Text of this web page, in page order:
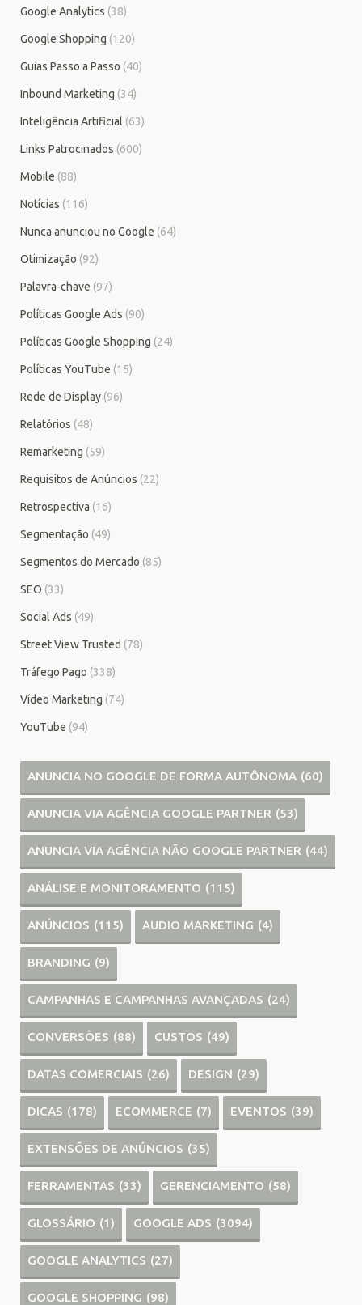
Google Analytics (38)
Google Shopping (120)
Guias Passo a Passo (40)
Inbound Marketing (34)
Inteligência Artificial (63)
Links Patrocinados (600)
Mobile (88)
Notícias (116)
Nunca anunciou no Google (64)
Otimização (92)
Palavra-chave (97)
Políticas Google Ads (90)
Políticas Google Shopping (24)
Políticas YouTube (15)
Rede de Display (96)
Relatórios (48)
Remarketing (59)
Requisitos de Anúncios (22)
Retrospectiva (16)
Segmentação (49)
Segmentos do Mercado (85)
SEO (33)
Social Ads (49)
Street View Trusted (78)
Tráfego Pago (338)
Vídeo Marketing (74)
YouTube (94)
ANUNCIA NO GOOGLE DE FORMA AUTÔNOMA (60)
ANUNCIA VIA AGÊNCIA GOOGLE PARTNER (53)
ANUNCIA VIA AGÊNCIA NÃO GOOGLE PARTNER (44)
ANÁLISE E MONITORAMENTO (115)
ANÚNCIOS (115) AUDIO MARKETING (4)
BRANDING (9)
CAMPANHAS E CAMPANHAS AVANÇADAS (24)
CONVERSÕES (88) CUSTOS (49)
DATAS COMERCIAIS (26) DESIGN (29)
DICAS (178) ECOMMERCE (7) EVENTOS (39)
EXTENSÕES DE ANÚNCIOS (35)
FERRAMENTAS (33) GERENCIAMENTO (58)
GLOSSÁRIO (1) GOOGLE ADS (3094)
GOOGLE ANALYTICS (27)
GOOGLE SHOPPING (98)